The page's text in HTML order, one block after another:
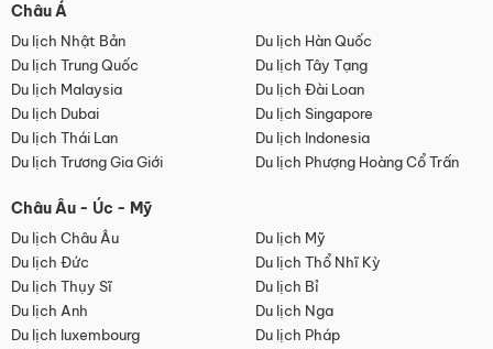
Châu Á
Du lịch Nhật Bản
Du lịch Hàn Quốc
Du lịch Trung Quốc
Du lịch Tây Tạng
Du lịch Malaysia
Du lịch Đài Loan
Du lịch Dubai
Du lịch Singapore
Du lịch Thái Lan
Du lịch Indonesia
Du lịch Trương Gia Giới
Du lịch Phượng Hoàng Cổ Trấn
Châu Âu - Úc - Mỹ
Du lịch Châu Âu
Du lịch Mỹ
Du lịch Đức
Du lịch Thổ Nhĩ Kỳ
Du lịch Thụy Sĩ
Du lịch Bỉ
Du lịch Anh
Du lịch Nga
Du lịch luxembourg
Du lịch Pháp